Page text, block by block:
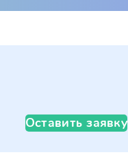
Оставить заявку